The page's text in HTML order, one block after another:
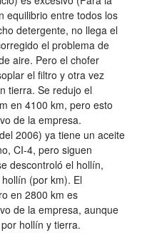
equilibrio entre todos los
detergente, no llega el
el problema de
aire. Pero el chofer
el filtro y otra vez
tierra. Se redujo el
en 4100 km, pero esto
de la empresa.
2006) ya tiene un aceite
CI-4, pero siguen
descontroló el hollín,
(por km). El
en 2800 km es
de la empresa, aunque
hollín y tierra.